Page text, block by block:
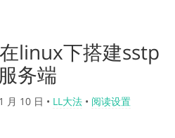
linux下搭建sstp
务端
月 10 日 • LL大法 • 阅读设置